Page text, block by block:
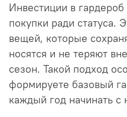
Инвестиции в
покупки ради статуса.
вещей, которые
носятся и не теряют
сезон. Такой подход
формируете базовый
каждый год начинать с